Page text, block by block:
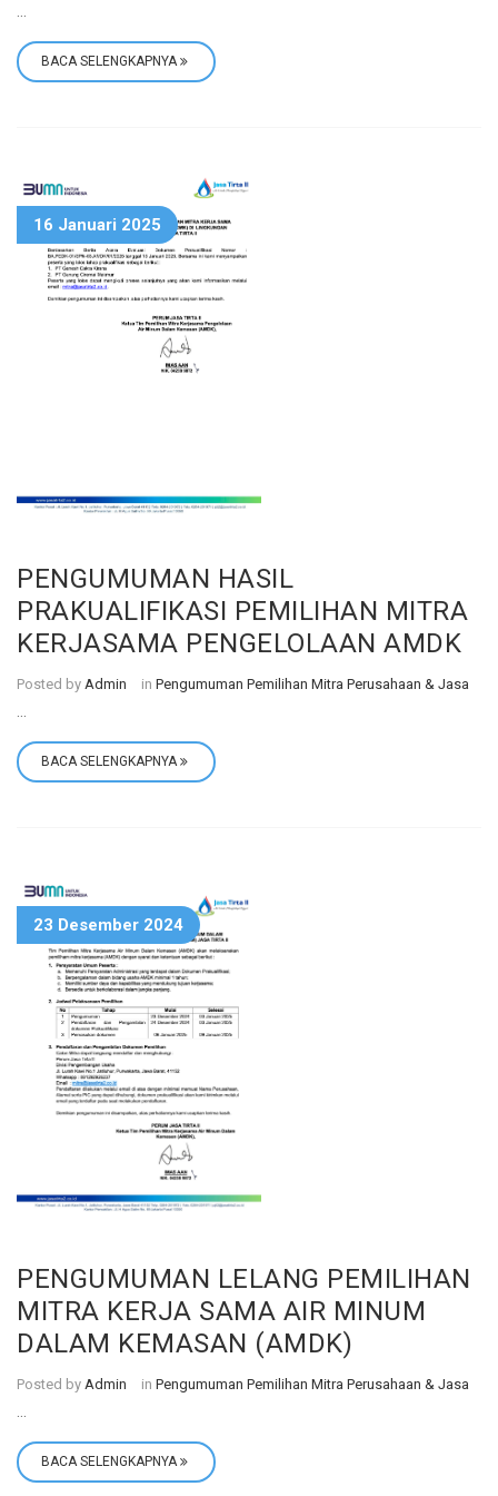
...
BACA SELENGKAPNYA
16 Januari 2025
PENGUMUMAN HASIL
PRAKUALIFIKASI PEMILIHAN MITRA
KERJASAMA PENGELOLAAN AMDK
Posted by Admin in Pengumuman Pemilihan Mitra Perusahaan & Jasa
...
BACA SELENGKAPNYA
23 Desember 2024
PENGUMUMAN LELANG PEMILIHAN
MITRA KERJA SAMA AIR MINUM
DALAM KEMASAN (AMDK)
Posted by Admin in Pengumuman Pemilihan Mitra Perusahaan & Jasa
...
BACA SELENGKAPNYA